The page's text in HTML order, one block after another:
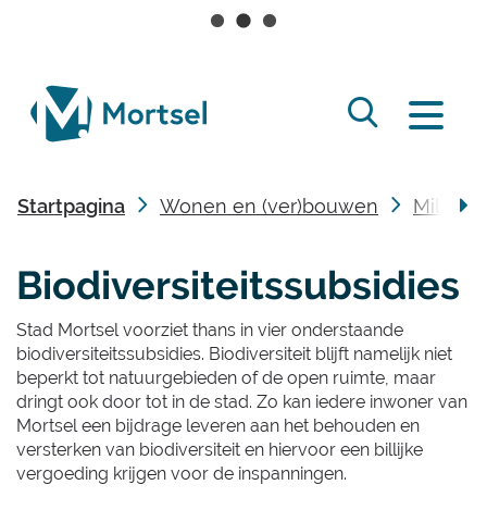
lokaal
bestuur
Mortsel
/
verbergen
naar
Startpagina Wonen en (ver)bouwen Milieu
Biodiversiteitssubsidies
Stad Mortsel voorziet thans in vier onderstaande
biodiversiteitssubsidies. Biodiversiteit blijft namelijk niet
beperkt tot natuurgebieden of de open ruimte, maar
dringt ook door tot in de stad. Zo kan iedere inwoner van
Mortsel een bijdrage leveren aan het behouden en
versterken van biodiversiteit en hiervoor een billijke
vergoeding krijgen voor de inspanningen.